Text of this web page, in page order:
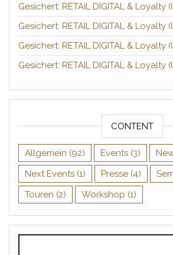
Gesichert: RETAIL DIGITAL & Loyalty
Gesichert: RETAIL DIGITAL & Loyalty
Gesichert: RETAIL DIGITAL & Loyalty
Gesichert: RETAIL DIGITAL & Loyalty
CONTENT
Allgemein (92) Events (3)
Next Events (1) Presse (4)
Touren (2) Workshop (1)